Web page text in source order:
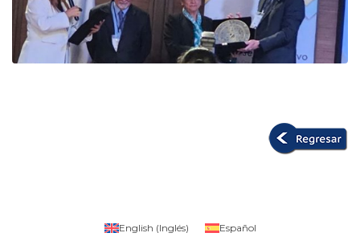
English (Inglés) Español